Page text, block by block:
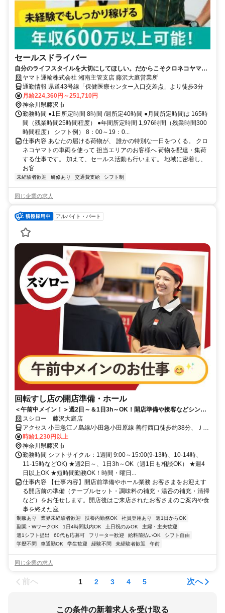
セールスドライバー
自分のライフスタイルを大切にしてほしい。だからこそクロネコヤマト
は収入も休日も充実
ヤマト運輸株式会社 湘南主管支店 藤沢大庭営業所
通勤情報 県道43号線「保健医療センター入口交差点」より徒歩3分
月給224,360円～251,710円
神奈川県藤沢市
勤務時間 ●1日所定時間 8時間 /週所定40時間 ●月間所定時間は 165時
間（残業時間25時間程度） ●年間所定時間 1,976時間（残業時間300
時間程度） シフト例） 8：00～19：0...
仕事内容 あなたの届ける荷物が、 誰かの特別な一日をつくる。 クロ
ネコヤマトの車両を使って 担当エリアのお客様へ 荷物を配達・集荷
する仕事です。 加えて、セールス活動も行います。 地域に密着し、
お客...
未経験者歓迎 研修あり 交通費支給 シフト制
同じ企業の求人
アルバイト・パート
回転すし店の開店準備・ホール
＜午前中メイン！＞週2日～＆1日3h～OK！開店準備や接客などシンプ
ル業務
スシロー 藤沢大庭店
アクセス 小田急江ノ島線/小田急小田原線 善行西口徒歩約38分、ＪＲ
東海道本線 辻堂北口徒歩約41分、小田急江ノ島線/小田急小田原線 藤
沢本町徒歩約39分
時給1,230円以上
神奈川県藤沢市
勤務時間 シフトサイクル：1週間 9:00～15:00(9-13時、10-14時、
11-15時などOK) ★週2日～、1日3h～OK（週1日も相談OK） ★週4
日以上OK ★短時間勤務OK！時間・曜日...
仕事内容 【仕事内容】開店前準備やホール業務 お客さまをお迎えす
る開店前の準備（テーブルセット・調味料の補充・湯呑の補充・清掃
など）をお任せします。開店後はご来店されたお客さまのご案内や食
事を終えた座...
制服あり 業界未経験者歓迎 扶養内勤務OK 社員登用あり
週1日からOK
副業・WワークOK
1日4時間以内OK 土日祝のみOK
主婦・主夫歓迎
週1シフト提出
60代も応募可 フリーター歓迎 給料前払いOK
シフト自由
学歴不問
車通勤OK 学生歓迎 経験不問 未経験者歓迎 午前
同じ企業の求人
前へ 1 2 3 4 5 次へ
この条件の新着求人を受け取る